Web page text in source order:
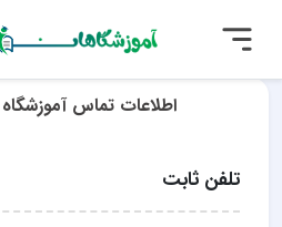
اطلاعات تماس آموزشگاه
تلفن ثابت